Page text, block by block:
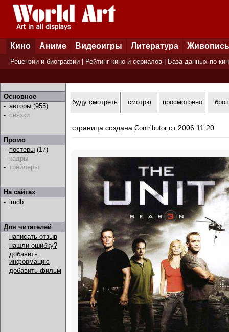
Кино Аниме Видеоигры Литература Живопись
Рецензии и биографии Рейтинг кино и сериалов База данных по
Основное
- авторы (955)
- связки
Промо
- постеры (17)
- кадры
- трейлеры
На сайтах
- imdb
Для читателей
- написать отзыв
- нашли ошибку?
- добавить
информацию
- добавить фильм
буду смотреть смотрю просмотрено
страница создана Contributorот 2006.11.20